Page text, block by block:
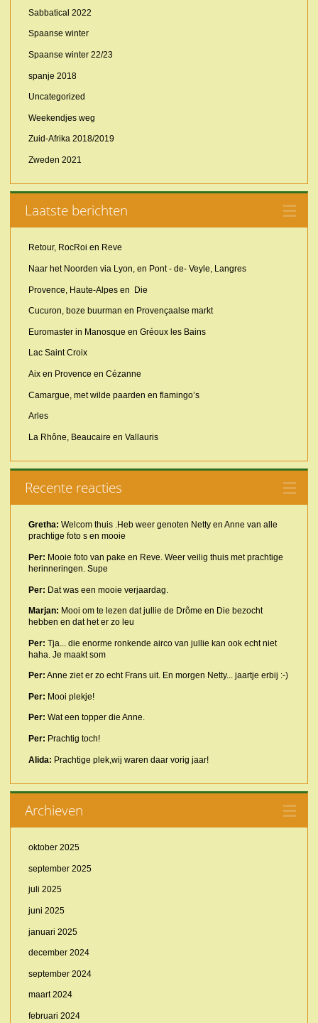
Sabbatical 2022
Spaanse winter
Spaanse winter 22/23
spanje 2018
Uncategorized
Weekendjes weg
Zuid-Afrika 2018/2019
Zweden 2021
Laatste berichten
Retour, RocRoi en Reve
Naar het Noorden via Lyon, en Pont - de- Veyle, Langres
Provence, Haute-Alpes en Die
Cucuron, boze buurman en Provençaalse markt
Euromaster in Manosque en Gréoux les Bains
Lac Saint Croix
Aix en Provence en Cézanne
Camargue, met wilde paarden en flamingo’s
Arles
La Rhône, Beaucaire en Vallauris
Recente reacties
Gretha: Welcom thuis .Heb weer genoten Netty en Anne van alle
prachtige foto s en mooie
Per: Mooie foto van pake en Reve. Weer veilig thuis met prachtige
herinneringen. Supe
Per: Dat was een mooie verjaardag.
Marjan: Mooi om te lezen dat jullie de Drôme en Die bezocht
hebben en dat het er zo leu
Per: Tja... die enorme ronkende airco van jullie kan ook echt niet
haha. Je maakt som
Per: Anne ziet er zo echt Frans uit. En morgen Netty... jaartje erbij :-)
Per: Mooi plekje!
Per: Wat een topper die Anne.
Per: Prachtig toch!
Alida: Prachtige plek,wij waren daar vorig jaar!
Archieven
oktober 2025
september 2025
juli 2025
juni 2025
januari 2025
december 2024
september 2024
maart 2024
februari 2024